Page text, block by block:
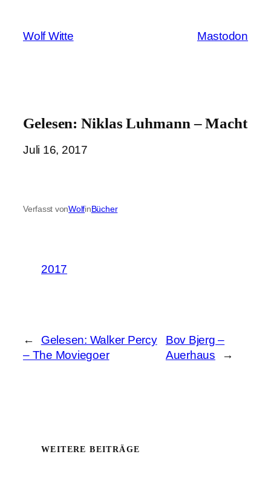
springen
Wolf Witte Mastodon
Gelesen: Niklas Luhmann – Macht
Juli 16, 2017
Verfasst vonWolfinBücher
2017
←
Gelesen: Walker Percy
– The Moviegoer
Bov Bjerg –
Auerhaus
→
WEITERE BEITRÄGE